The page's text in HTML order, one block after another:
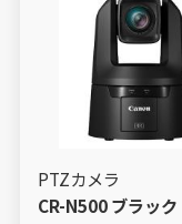
PTZカメラ
CR-N500 ブラック